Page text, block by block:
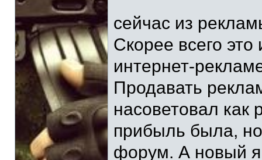
сейчас из
Скорее всего это
интернет-
Продавать
насоветовал как
прибыль была, но
форум. А новый